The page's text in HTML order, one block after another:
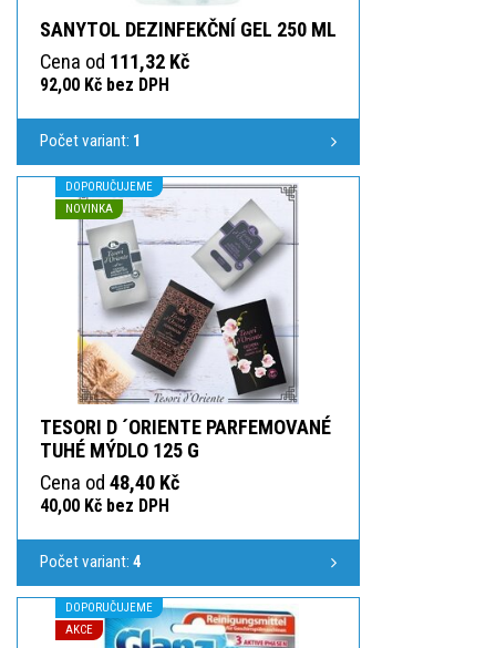
SANYTOL DEZINFEKČNÍ GEL 250 ML
Cena od 111,32 Kč
92,00 Kč bez DPH
Počet variant: 1
DOPORUČUJEME
NOVINKA
TESORI D ´ORIENTE PARFEMOVANÉ
TUHÉ MÝDLO 125 G
Cena od 48,40 Kč
40,00 Kč bez DPH
Počet variant: 4
DOPORUČUJEME
AKCE